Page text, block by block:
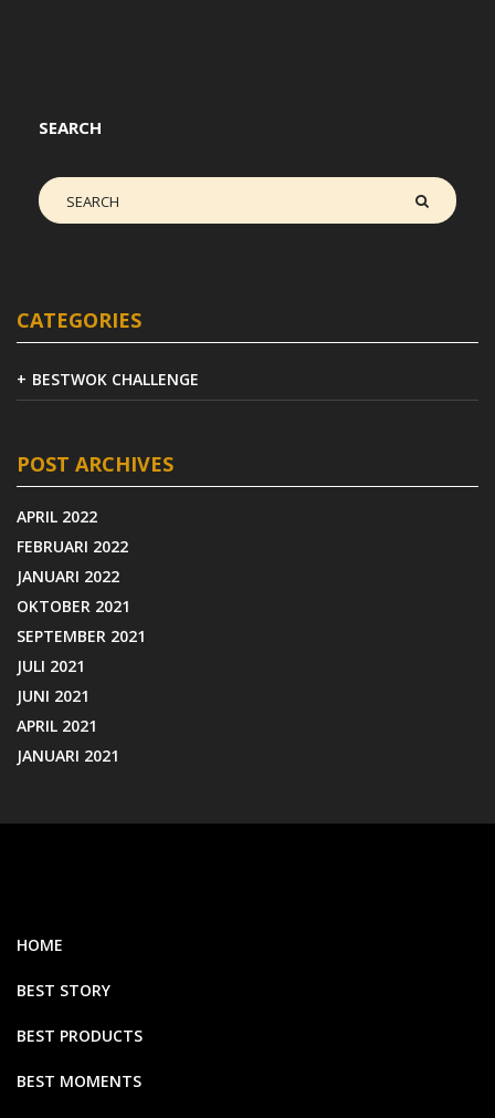
SEARCH
CATEGORIES
BESTWOK CHALLENGE
POST ARCHIVES
APRIL 2022
FEBRUARI 2022
JANUARI 2022
OKTOBER 2021
SEPTEMBER 2021
JULI 2021
JUNI 2021
APRIL 2021
JANUARI 2021
HOME
BEST STORY
BEST PRODUCTS
BEST MOMENTS